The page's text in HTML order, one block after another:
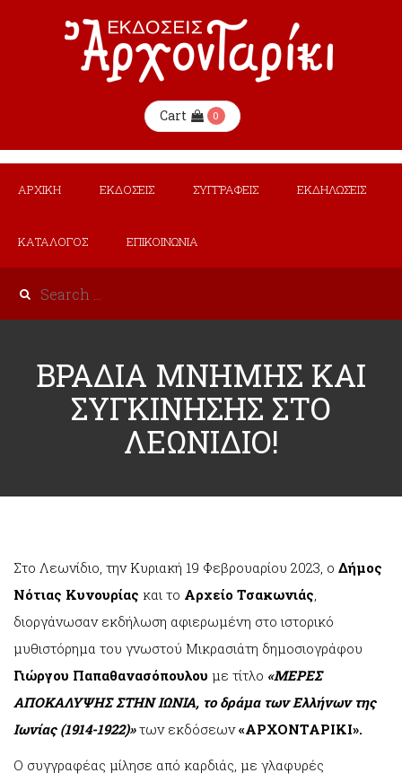
Cart 0
ΑΡΧΙΚΗ ΕΚΔΟΣΕΙΣ ΣΥΓΓΡΑΦΕΙΣ ΕΚΔΗΛΩΣΕΙΣ
ΚΑΤΑΛΟΓΟΣ ΕΠΙΚΟΙΝΩΝΙΑ
ΒΡΑΔΙΑ ΜΝΗΜΗΣ ΚΑΙ
ΣΥΓΚΙΝΗΣΗΣ ΣΤΟ
ΛΕΩΝΙΔΙΟ!
Στο Λεωνίδιο, την Κυριακή 19 Φεβρουαρίου 2023, ο Δήμος
Νότιας Κυνουρίας και το Αρχείο Τσακωνιάς,
διοργάνωσαν εκδήλωση αφιερωμένη στο ιστορικό
μυθιστόρημα του γνωστού Μικρασιάτη δημοσιογράφου
Γιώργου Παπαθανασόπουλου με τίτλο «ΜΕΡΕΣ
ΑΠΟΚΑΛΥΨΗΣ ΣΤΗΝ ΙΩΝΙΑ, το δράμα των Ελλήνων της
Ιωνίας (1914-1922)»των εκδόσεων«ΑΡΧΟΝΤΑΡΙΚΙ».
Ο συγγραφέας μίλησε από καρδιάς, με γλαφυρές